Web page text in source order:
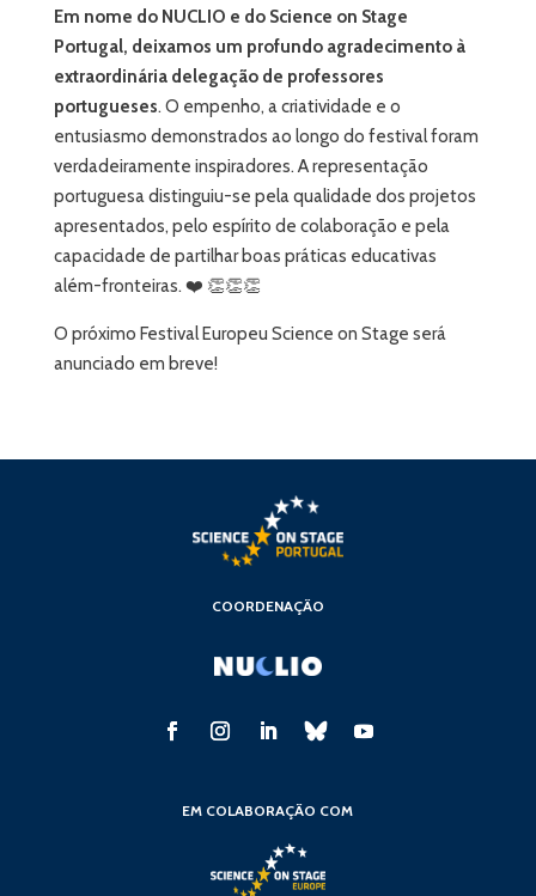
Em nome do NUCLIO e do Science on Stage
Portugal, deixamos um profundo agradecimento à
extraordinária delegação de professores
portugueses. O empenho, a criatividade e o
entusiasmo demonstrados ao longo do festival foram
verdadeiramente inspiradores. A representação
portuguesa distinguiu-se pela qualidade dos projetos
apresentados, pelo espírito de colaboração e pela
capacidade de partilhar boas práticas educativas
além-fronteiras. ❤️ 👏👏👏
O próximo Festival Europeu Science on Stage será
anunciado em breve!
COORDENAÇÃO
EM COLABORAÇÃO COM